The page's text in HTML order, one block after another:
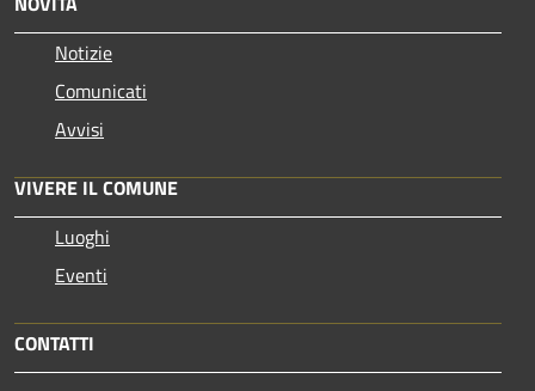
Notizie
Comunicati
Avvisi
VIVERE IL COMUNE
Luoghi
Eventi
CONTATTI